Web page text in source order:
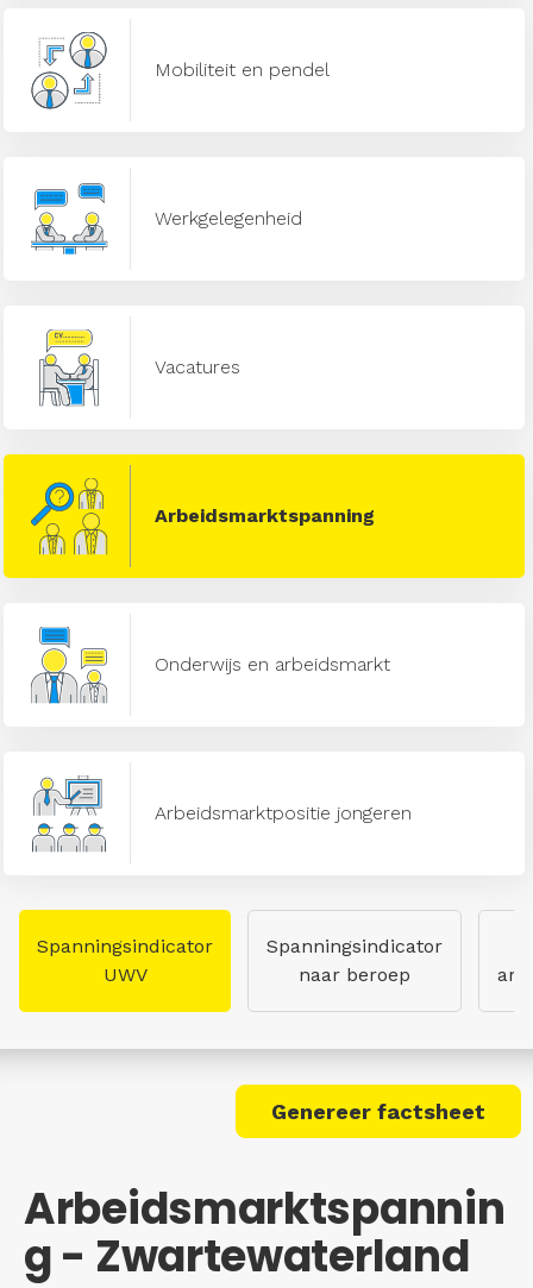
Mobiliteit en pendel
Werkgelegenheid
Vacatures
Arbeidsmarktspanning
Onderwijs en arbeidsmarkt
Arbeidsmarktpositie jongeren
Spanningsindicator
UWV
Spanningsindicator
naar beroep
Genereer factsheet
Arbeidsmarktspannin
g - Zwartewaterland